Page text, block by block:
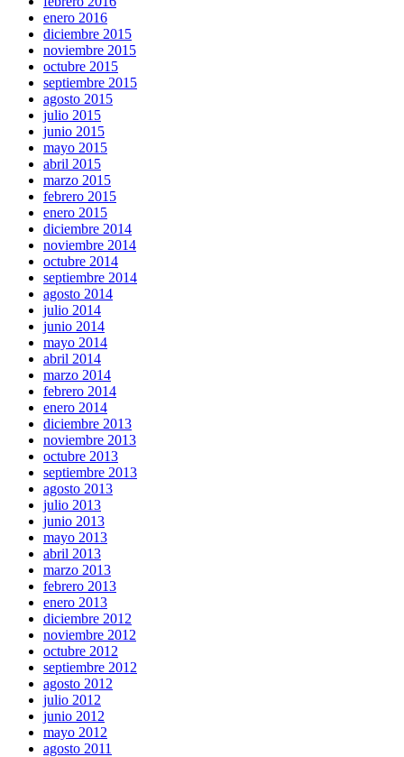
enero 2016
diciembre 2015
noviembre 2015
octubre 2015
septiembre 2015
agosto 2015
julio 2015
junio 2015
mayo 2015
abril 2015
marzo 2015
febrero 2015
enero 2015
diciembre 2014
noviembre 2014
octubre 2014
septiembre 2014
agosto 2014
julio 2014
junio 2014
mayo 2014
abril 2014
marzo 2014
febrero 2014
enero 2014
diciembre 2013
noviembre 2013
octubre 2013
septiembre 2013
agosto 2013
julio 2013
junio 2013
mayo 2013
abril 2013
marzo 2013
febrero 2013
enero 2013
diciembre 2012
noviembre 2012
octubre 2012
septiembre 2012
agosto 2012
julio 2012
junio 2012
mayo 2012
agosto 2011